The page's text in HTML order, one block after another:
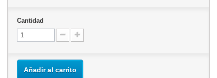
Cantidad
Añadir al carrito